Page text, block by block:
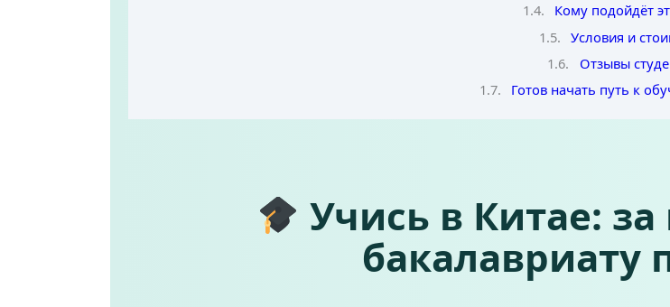
Кому подойдёт
Условия и
Отзывы
Готов начать путь к
Учись в Китае: за
бакалавриату